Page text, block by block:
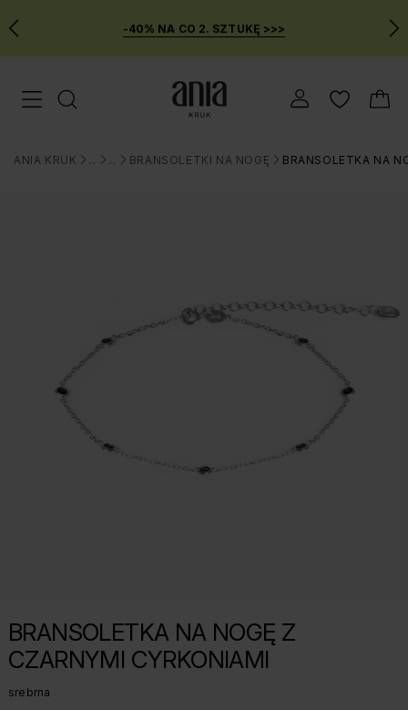
Przejdź
do
MENU
-40% NA CO 2. SZTUKĘ >>>
Menu mobilne
ANIA KRUK
>
BIŻUTERIA
>
BRANSOLETKI
>
BRANSOLETKI NA NOGĘ
>
BRANSOLETKA NA
BRANSOLETKA NA NOGĘ Z
CZARNYMI CYRKONIAMI
srebrna